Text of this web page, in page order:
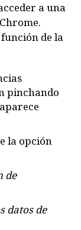
a una
Chrome.
de la
pinchando
la opción
de
datos de